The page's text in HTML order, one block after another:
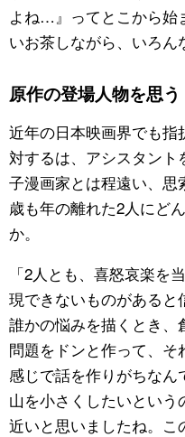
よね…』ってとこから始
いお茶しながら、いろん
原作の登場人物を思う
近年の日本映画界でも指
対するは、アシスタント
子漫画家とは程遠い、
歳も年の離れた2人にど
か。
「2人とも、喜怒哀楽を
現できないものがあると
誰かの悩みを描くとき
問題をドンと作って、そ
感じで話を作りがちな
山を小さくしたいとい
近いと思いましたね。こ